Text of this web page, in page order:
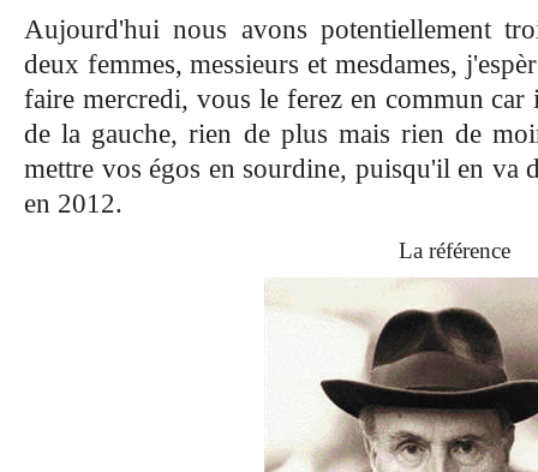
Aujourd'hui nous avons potentiellement
deux femmes, messieurs et mesdames,
faire mercredi, vous le ferez en commun
de la gauche, rien de plus mais rien de
mettre vos égos en sourdine, puisqu'il en va
en 2012.
La référence